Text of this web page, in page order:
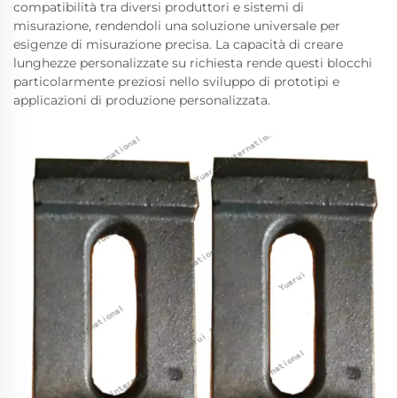
compatibilità tra diversi produttori e sistemi di
misurazione, rendendoli una soluzione universale per
esigenze di misurazione precisa. La capacità di creare
lunghezze personalizzate su richiesta rende questi blocchi
particolarmente preziosi nello sviluppo di prototipi e
applicazioni di produzione personalizzata.